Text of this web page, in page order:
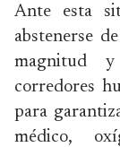
Ante esta
abstenerse
magnitud
corredores
para
médico,